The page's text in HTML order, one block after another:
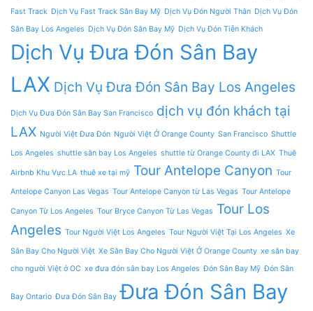
Fast Track Dịch Vụ Fast Track Sân Bay Mỹ Dịch Vụ Đón Người Thân Dịch Vụ Đón
Sân Bay Los Angeles Dịch Vụ Đón Sân Bay Mỹ Dịch Vụ Đón Tiễn Khách
Dịch Vụ Đưa Đón Sân Bay
LAX Dịch Vụ Đưa Đón Sân Bay Los Angeles
Dịch Vụ Đưa Đón Sân Bay San Francisco dịch vụ đón khách tại
LAX Người Việt Đưa Đón Người Việt Ở Orange County San Francisco Shuttle
Los Angeles shuttle sân bay Los Angeles shuttle từ Orange County đi LAX Thuê
Airbnb Khu Vực LA thuê xe tại mỹ Tour Antelope Canyon Tour
Antelope Canyon Las Vegas Tour Antelope Canyon từ Las Vegas Tour Antelope
Canyon Từ Los Angeles Tour Bryce Canyon Từ Las Vegas Tour Los
Angeles Tour Người Việt Los Angeles Tour Người Việt Tại Los Angeles Xe
Sân Bay Cho Người Việt Xe Sân Bay Cho Người Việt Ở Orange County xe sân bay
cho người Việt ở OC xe đưa đón sân bay Los Angeles Đón Sân Bay Mỹ Đón Sân
Bay Ontario Đưa Đón Sân Bay Đưa Đón Sân Bay